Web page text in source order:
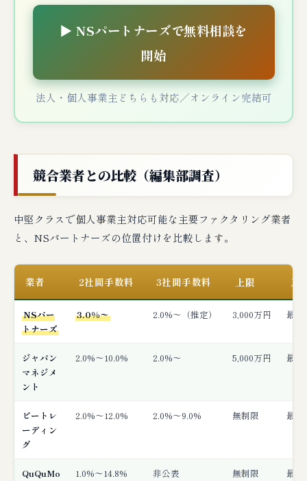
▶ NSパートナーズで無料相談を
開始
法人・個人事業主どちらも対応／オンライン完結可
競合業者との比較（編集部調査）
中堅クラスで個人事業主対応可能な主要ファクタリング業者
と、NSパートナーズの位置付けを比較します。
業者 2社間手数料 3社間手数料 上限 入
NSパー
トナーズ
3.0%〜 2.0%〜（推定） 3,000万円 最短
ジャパン
マネジメ
ント
2.0%〜10.0% 2.0%〜 5,000万円 最短
ビートレ
ーディン
グ
2.0%〜12.0% 2.0%〜9.0% 無制限 最短
QuQuMo 1.0%〜14.8% 非公表 無制限 最短